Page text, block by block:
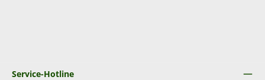
Service-Hotline